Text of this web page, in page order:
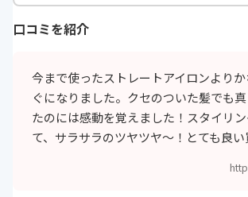
立ち上がり時間
約30秒
電圧
海外対応
自動電源OFF機
能
◯
口コミを紹介
今まで使ったストレートアイロンより
ぐになりました。クセのついた髪でも
たのには感動を覚えました！スタイリ
て、サラサラのツヤツヤ〜！とても良い